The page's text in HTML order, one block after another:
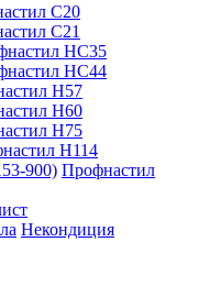
С20
С21
НС35
НС44
Н57
Н60
Н75
Н114
Профнастил
Некондиция